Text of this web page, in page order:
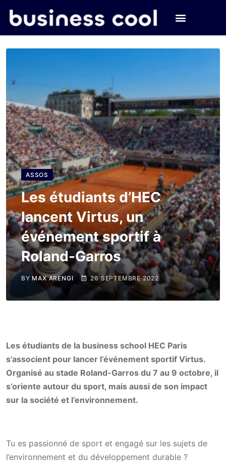
ASSOS
Les étudiants d’HEC
lancent Virtus, un
événement sportif à
Roland-Garros
BY MAX ARENGI 26 SEPTEMBRE 2022
Les étudiants de la business school HEC Paris
s’associent pour lancer l’événement sportif Virtus.
Organisé au stade Roland-Garros du 7 au 9 octobre, il
s’oriente autour du sport, mais aussi de son impact
sur la société et l’environnement.
Tu es passionné de sport et engagé sur les sujets de
l’environnement et du développement durable ?